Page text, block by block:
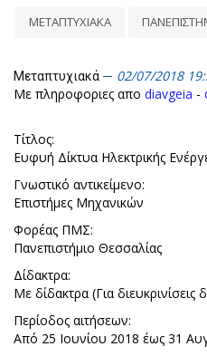
ΜΕΤΑΠΤΥΧΙΑΚΑ
Μεταπτυχιακά
02/07/2018
Με πληροφοριες απο diavgeia -
Τίτλος:
Ευφυή Δίκτυα Ηλεκτρικής
Γνωστικό αντικείμενο:
Επιστήμες Μηχανικών
Φορέας ΠΜΣ:
Πανεπιστήμιο Θεσσαλίας
Δίδακτρα:
Με δίδακτρα (Για διευκρινίσεις
Περίοδος αιτήσεων:
Από 25 Ιουνίου 2018 έως 31